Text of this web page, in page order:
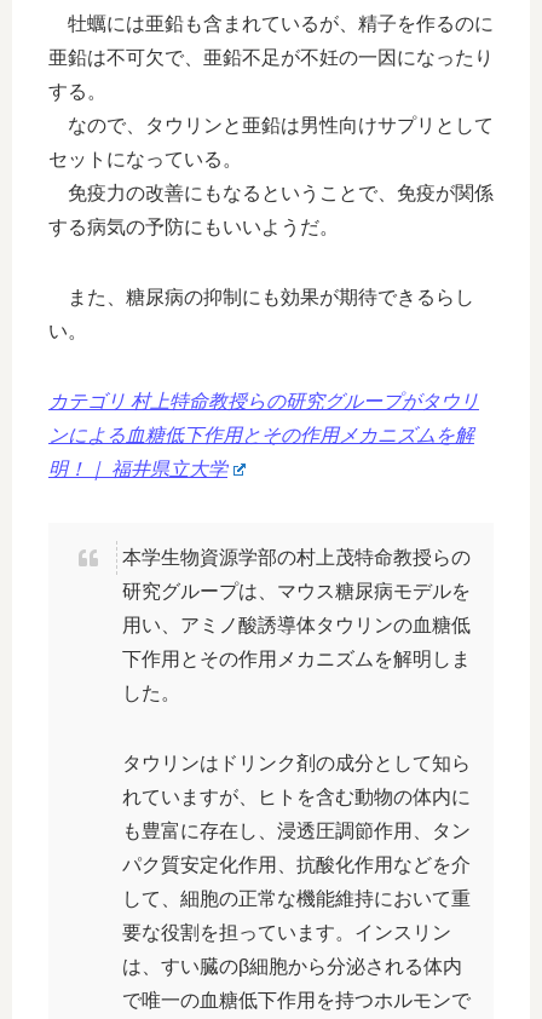
牡蠣には亜鉛も含まれているが、精子を作るのに
亜鉛は不可欠で、亜鉛不足が不妊の一因になったり
する。
なので、タウリンと亜鉛は男性向けサプリとして
セットになっている。
免疫力の改善にもなるということで、免疫が関係
する病気の予防にもいいようだ。
また、糖尿病の抑制にも効果が期待できるらし
い。
カテゴリ 村上特命教授らの研究グループがタウリ
ンによる血糖低下作用とその作用メカニズムを解
明！｜ 福井県立大学
本学生物資源学部の村上茂特命教授らの
研究グループは、マウス糖尿病モデルを
用い、アミノ酸誘導体タウリンの血糖低
下作用とその作用メカニズムを解明しま
した。
タウリンはドリンク剤の成分として知ら
れていますが、ヒトを含む動物の体内に
も豊富に存在し、浸透圧調節作用、タン
パク質安定化作用、抗酸化作用などを介
して、細胞の正常な機能維持において重
要な役割を担っています。インスリン
は、すい臓のβ細胞から分泌される体内
で唯一の血糖低下作用を持つホルモンで